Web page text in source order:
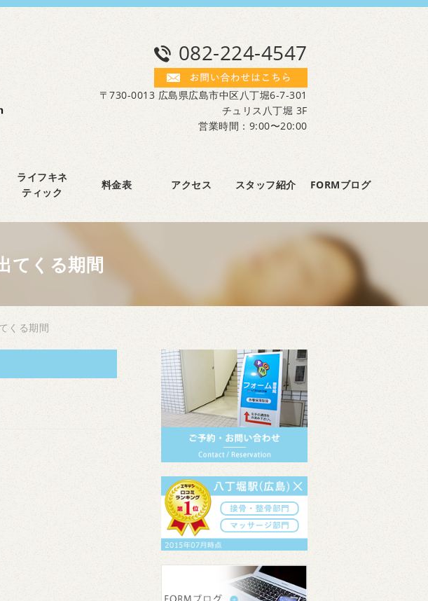
082-224-4547
〒730-0013 広島県広島市中区八丁堀6-7-301
チュリス八丁堀 3F
営業時間：9:00〜20:00
ライフキネ
ティック
料金表 アクセス スタッフ紹介 FORMブログ
てくる期間
くる期間